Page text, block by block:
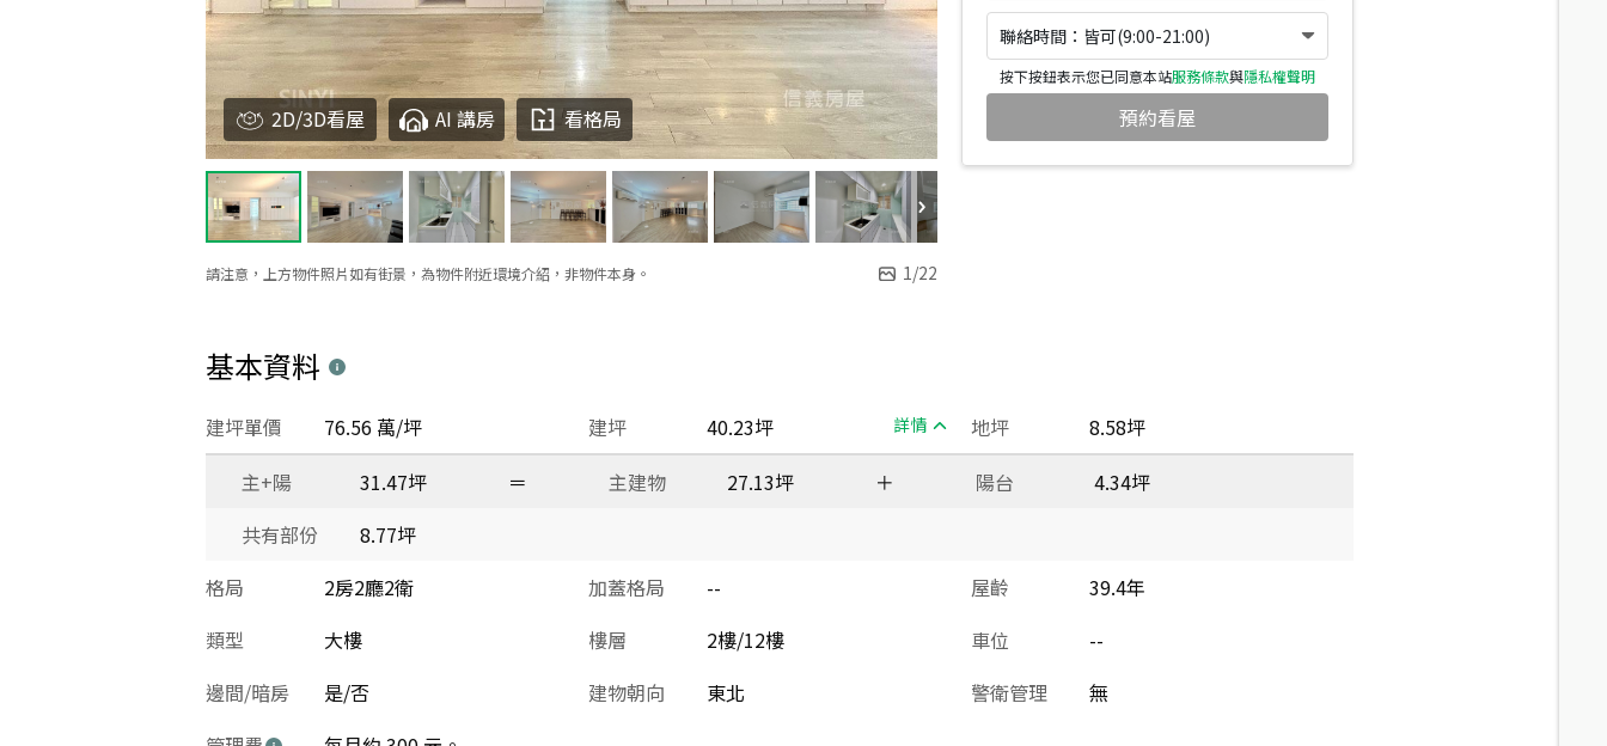
請注意，上方物件照片如有街景，為物件附近環境介紹，非物件本身。 1/22
2D/3D看屋 AI 講房 看格局
聯絡時間：皆可(9:00-21:00)
按下按鈕表示您已同意本站服務條款與隱私權聲明
預約看屋
基本資料
建坪 40.23坪 詳情
建坪單價 76.56 萬/坪 地坪
8.58坪
主+陽
31.47坪 ＝ 主建物 27.13坪 ＋ 陽台
4.34坪
共有部份
8.77坪
格局
2房2廳2衛 加蓋格局 -- 屋齡
39.4年
類型
大樓 樓層 2樓/12樓 車位
--
邊間/暗房
是/否 建物朝向 東北 警衛管理
無